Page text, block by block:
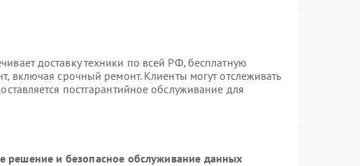
доставку техники по всей РФ, бесплатную
включая срочный ремонт. Клиенты могут отслеживать
постгарантийное обслуживание для
решение и безопасное обслуживание данных